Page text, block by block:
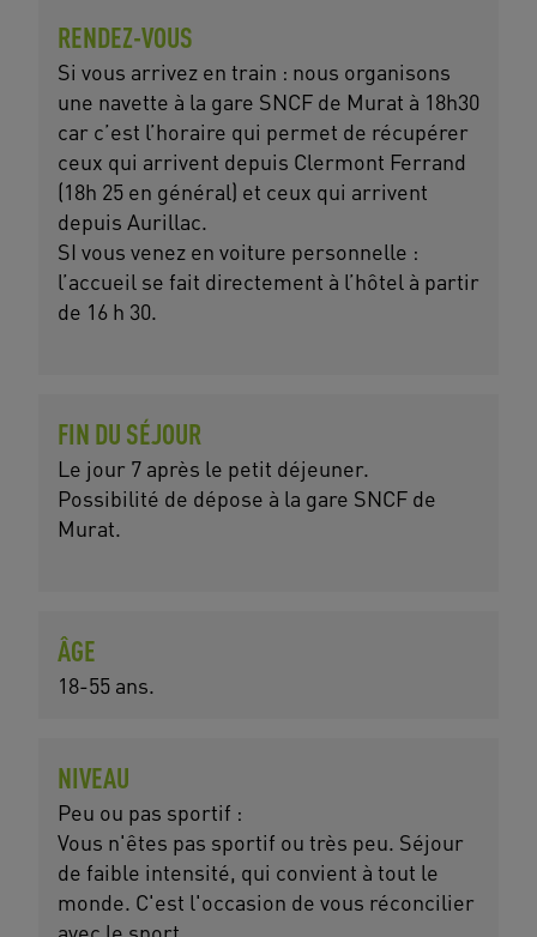
RENDEZ-VOUS
Si vous arrivez en train : nous organisons
une navette à la gare SNCF de Murat à 18h30
car c’est l’horaire qui permet de récupérer
ceux qui arrivent depuis Clermont Ferrand
(18h 25 en général) et ceux qui arrivent
depuis Aurillac.
SI vous venez en voiture personnelle :
l’accueil se fait directement à l’hôtel à partir
de 16 h 30.
FIN DU SÉJOUR
Le jour 7 après le petit déjeuner.
Possibilité de dépose à la gare SNCF de
Murat.
ÂGE
18-55 ans.
NIVEAU
Peu ou pas sportif :
Vous n'êtes pas sportif ou très peu. Séjour
de faible intensité, qui convient à tout le
monde. C'est l'occasion de vous réconcilier